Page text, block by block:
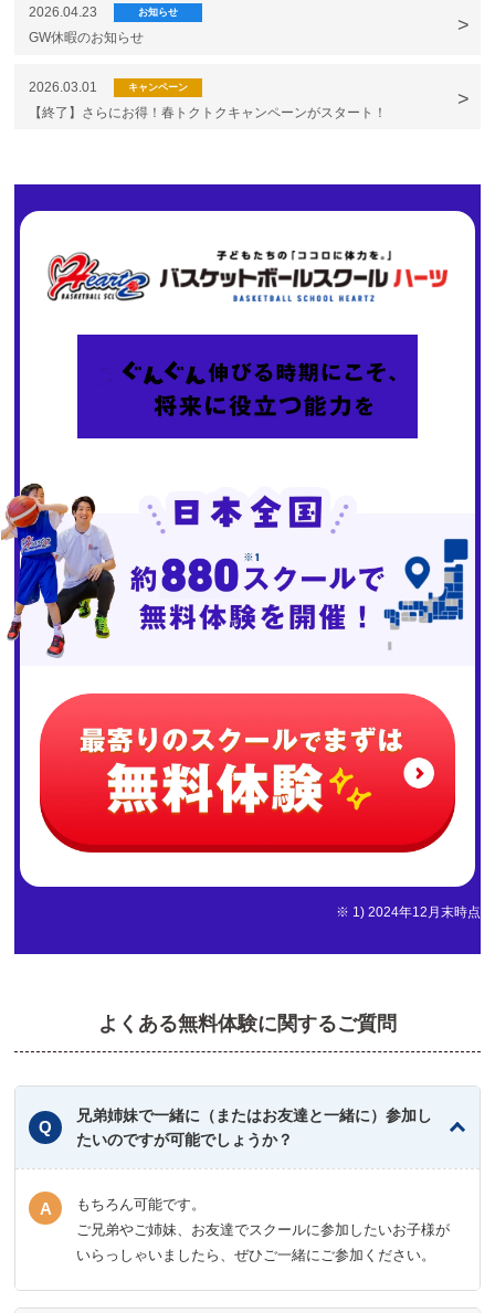
2026.04.23 お知らせ
GW休暇のお知らせ
2026.03.01 キャンペーン
【終了】さらにお得！春トクトクキャンペーンがスタート！
※ 1) 2024年12月末時点
よくある無料体験に関するご質問
兄弟姉妹で一緒に（またはお友達と一緒に）参加し
たいのですが可能でしょうか？
もちろん可能です。
ご兄弟やご姉妹、お友達でスクールに参加したいお子様が
いらっしゃいましたら、ぜひご一緒にご参加ください。